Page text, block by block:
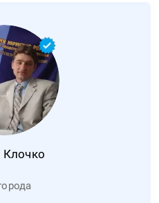
Клочко